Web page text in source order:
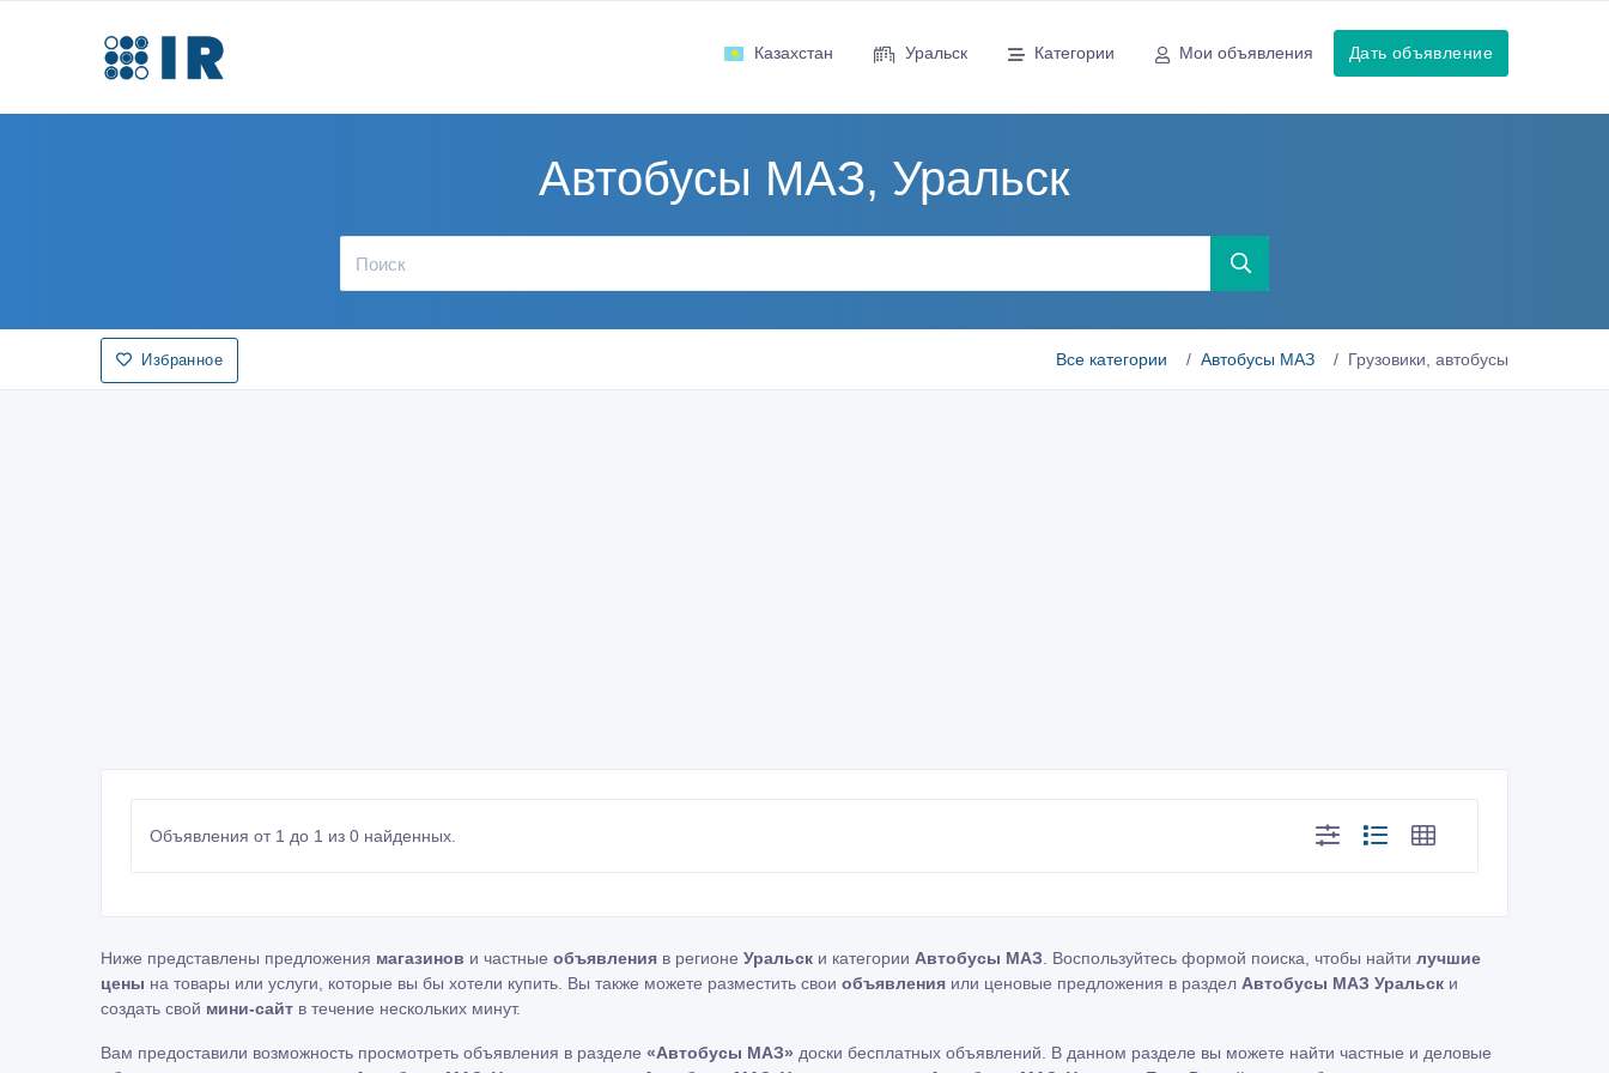
Казахстан Уральск Категории Мои объявления Дать объявление
Автобусы МАЗ, Уральск
Избранное Все категории Автобусы МАЗ Грузовики, автобусы
Объявления от 1 до 1 из 0 найденных.
Ниже представлены предложения магазинов и частные объявления в регионе Уральск и категории Автобусы МАЗ. Воспользуйтесь формой поиска, чтобы найти лучшие
цены на товары или услуги, которые вы бы хотели купить. Вы также можете разместить свои объявления или ценовые предложения в раздел Автобусы МАЗ Уральск и
создать свой мини-сайт в течение нескольких минут.
Вам предоставили возможность просмотреть объявления в разделе «Автобусы МАЗ» доски бесплатных объявлений. В данном разделе вы можете найти частные и деловые